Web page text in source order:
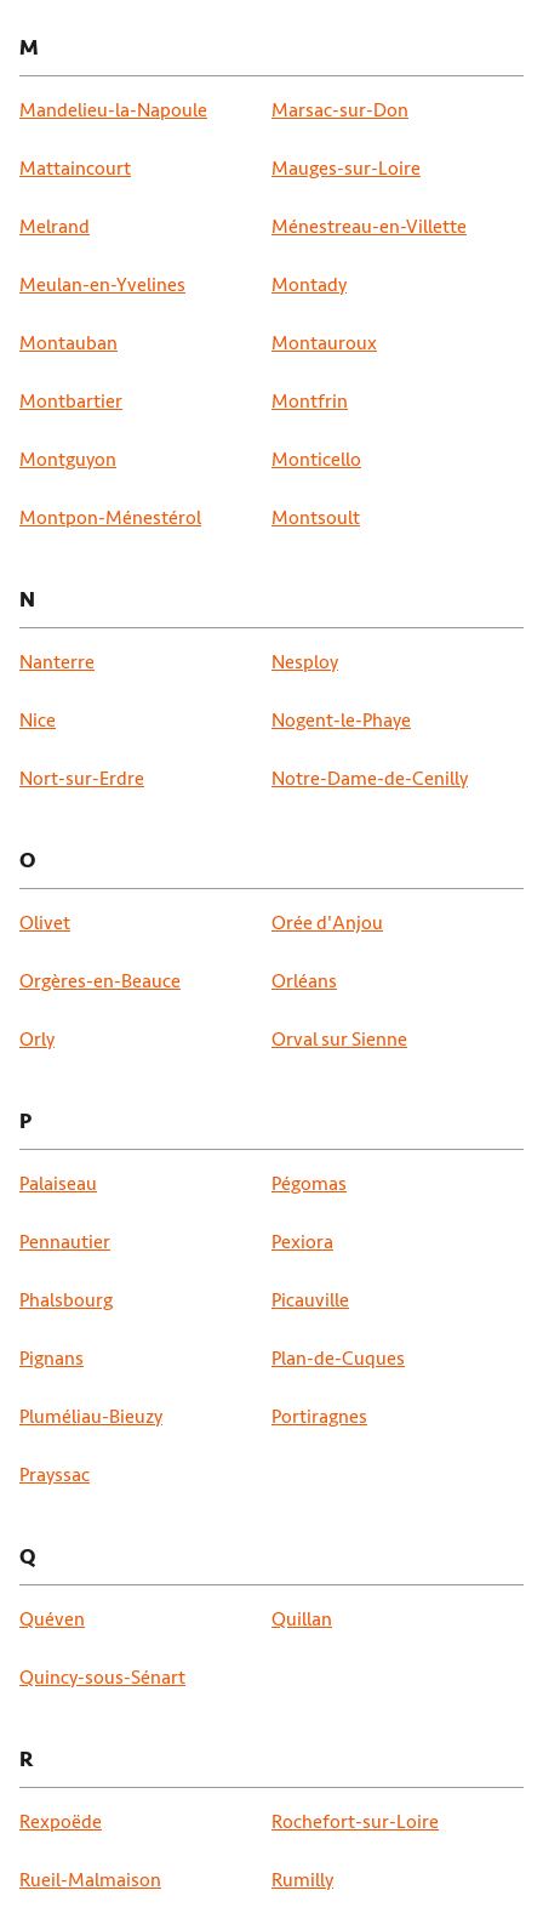
M
Mandelieu-la-Napoule Marsac-sur-Don
Mattaincourt Mauges-sur-Loire
Melrand Ménestreau-en-Villette
Meulan-en-Yvelines Montady
Montauban Montauroux
Montbartier Montfrin
Montguyon Monticello
Montpon-Ménestérol Montsoult
N
Nanterre Nesploy
Nice Nogent-le-Phaye
Nort-sur-Erdre Notre-Dame-de-Cenilly
O
Olivet Orée d'Anjou
Orgères-en-Beauce Orléans
Orly Orval sur Sienne
P
Palaiseau Pégomas
Pennautier Pexiora
Phalsbourg Picauville
Pignans Plan-de-Cuques
Pluméliau-Bieuzy Portiragnes
Prayssac
Q
Quéven Quillan
Quincy-sous-Sénart
R
Rexpoëde Rochefort-sur-Loire
Rueil-Malmaison Rumilly